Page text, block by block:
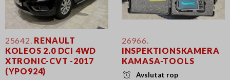
25642. RENAULT
KOLEOS 2.0 DCI 4WD
XTRONIC-CVT -2017
(YPO924)
26966.
INSPEKTIONSKAMERA
KAMASA-TOOLS
Avslutat rop